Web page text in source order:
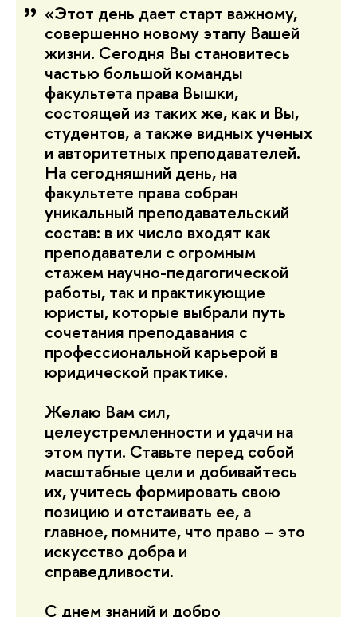
«Этот день дает старт важному,
совершенно новому этапу Вашей
жизни. Сегодня Вы становитесь
частью большой команды
факультета права Вышки,
состоящей из таких же, как и Вы,
студентов, а также видных ученых
и авторитетных преподавателей.
На сегодняшний день, на
факультете права собран
уникальный преподавательский
состав: в их число входят как
преподаватели с огромным
стажем научно-педагогической
работы, так и практикующие
юристы, которые выбрали путь
сочетания преподавания с
профессиональной карьерой в
юридической практике.
Желаю Вам сил,
целеустремленности и удачи на
этом пути. Ставьте перед собой
масштабные цели и добивайтесь
их, учитесь формировать свою
позицию и отстаивать ее, а
главное, помните, что право – это
искусство добра и
справедливости.
С днем знаний и добро